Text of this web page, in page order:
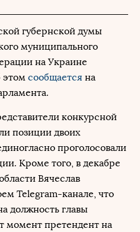
губернской думы
муниципального
на Украине
этом сообщается на
конкурсной
позиции двоих
проголосовали
Кроме того, в декабре
Вячеслав
Telegram-канале, что
должность главы
момент претендент на